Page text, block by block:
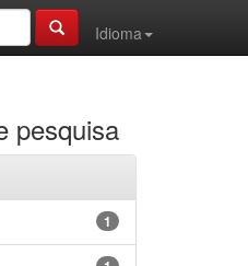
Idioma
pesquisa
1